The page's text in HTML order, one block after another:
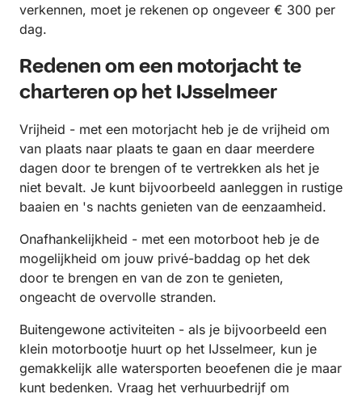
verkennen, moet je rekenen op ongeveer € 300 per
dag.
Redenen om een motorjacht te
charteren op het IJsselmeer
Vrijheid - met een motorjacht heb je de vrijheid om
van plaats naar plaats te gaan en daar meerdere
dagen door te brengen of te vertrekken als het je
niet bevalt. Je kunt bijvoorbeeld aanleggen in rustige
baaien en 's nachts genieten van de eenzaamheid.
Onafhankelijkheid - met een motorboot heb je de
mogelijkheid om jouw privé-baddag op het dek
door te brengen en van de zon te genieten,
ongeacht de overvolle stranden.
Buitengewone activiteiten - als je bijvoorbeeld een
klein motorbootje huurt op het IJsselmeer, kun je
gemakkelijk alle watersporten beoefenen die je maar
kunt bedenken. Vraag het verhuurbedrijf om